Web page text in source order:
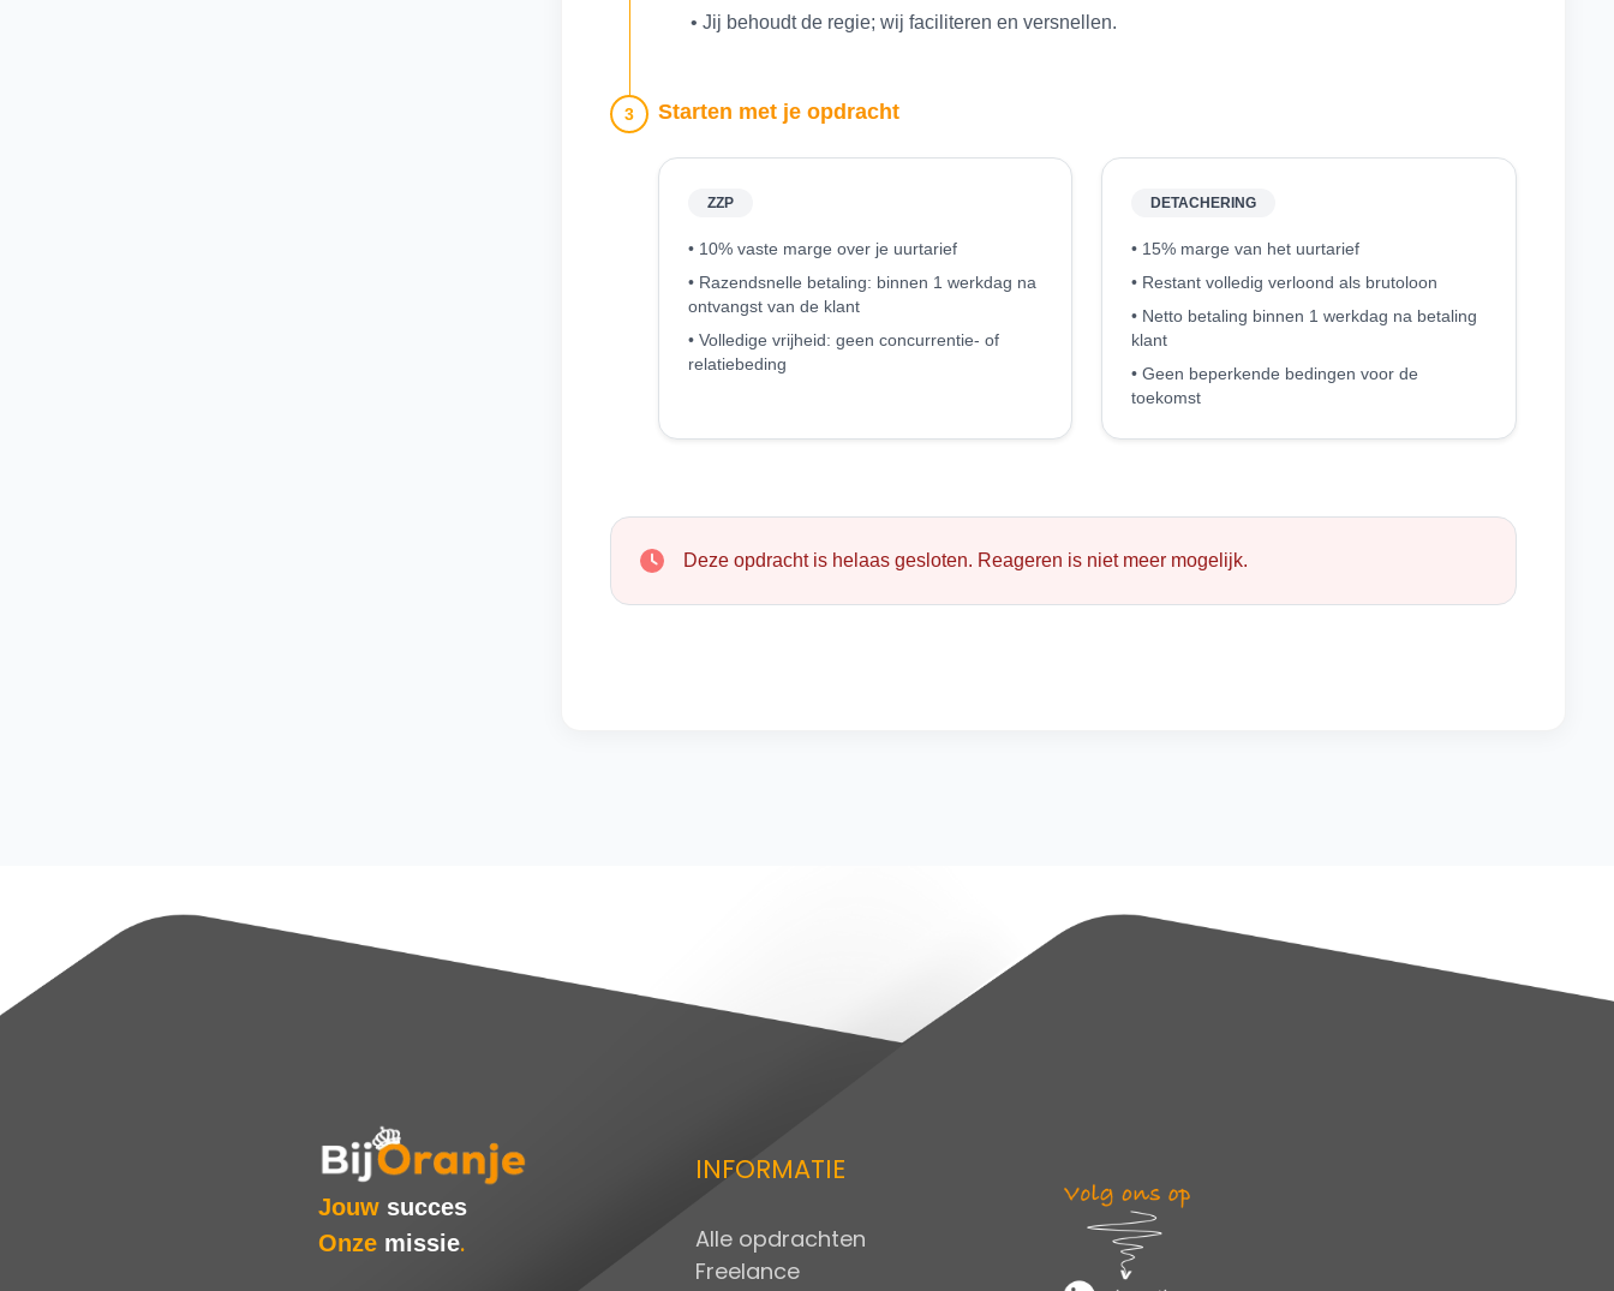
• Jij behoudt de regie; wij faciliteren en versnellen.
3 Starten met je opdracht
ZZP
• 10% vaste marge over je uurtarief
• Razendsnelle betaling: binnen 1 werkdag na
ontvangst van de klant
• Volledige vrijheid: geen concurrentie- of
relatiebeding
DETACHERING
• 15% marge van het uurtarief
• Restant volledig verloond als brutoloon
• Netto betaling binnen 1 werkdag na betaling
klant
• Geen beperkende bedingen voor de
toekomst
Deze opdracht is helaas gesloten. Reageren is niet meer mogelijk.
Jouw succes
Onze missie.
INFORMATIE
Alle opdrachten
Freelance